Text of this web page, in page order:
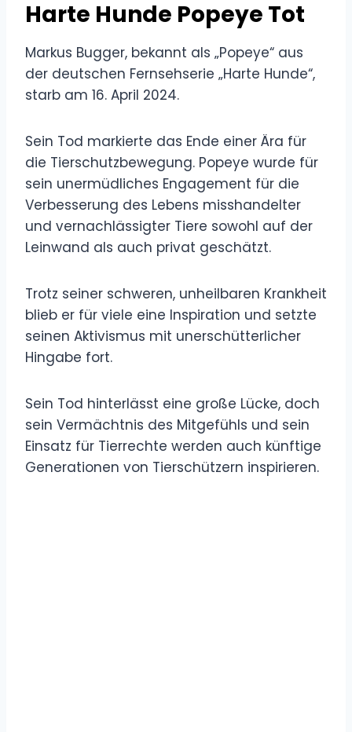
Harte Hunde Popeye Tot
Markus Bugger, bekannt als „Popeye“ aus
der deutschen Fernsehserie „Harte Hunde“,
starb am 16. April 2024.
Sein Tod markierte das Ende einer Ära für
die Tierschutzbewegung. Popeye wurde für
sein unermüdliches Engagement für die
Verbesserung des Lebens misshandelter
und vernachlässigter Tiere sowohl auf der
Leinwand als auch privat geschätzt.
Trotz seiner schweren, unheilbaren Krankheit
blieb er für viele eine Inspiration und setzte
seinen Aktivismus mit unerschütterlicher
Hingabe fort.
Sein Tod hinterlässt eine große Lücke, doch
sein Vermächtnis des Mitgefühls und sein
Einsatz für Tierrechte werden auch künftige
Generationen von Tierschützern inspirieren.